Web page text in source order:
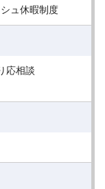
ュ休暇制度
相談